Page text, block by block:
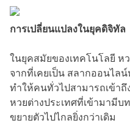
การเปลี่ยนแปลงในยุคดิจิทัล
ในยุคสมัยของเทคโนโลยี ห
จากที่เคยเป็น สลากออนไล
ทำให้คนทั่วไปสามารถเข้า
หวยต่างประเทศที่เข้ามามี
ขยายตัวไปไกลยิ่งกว่าเดิม